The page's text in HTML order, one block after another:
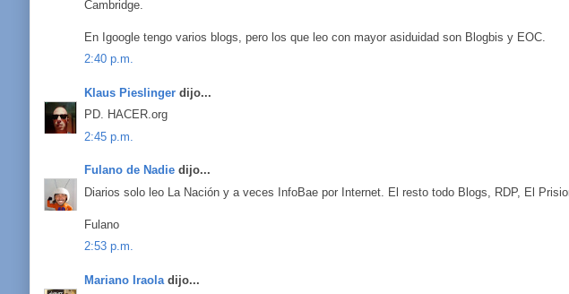
Cambridge.
En Igoogle tengo varios blogs, pero los que leo con mayor asiduidad son Blogbis y EOC.
2:40 p.m.
Klaus Pieslinger dijo...
PD. HACER.org
2:45 p.m.
Fulano de Nadie dijo...
Diarios solo leo La Nación y a veces InfoBae por Internet. El resto todo Blogs, RDP, El
Fulano
2:53 p.m.
Mariano Iraola dijo...